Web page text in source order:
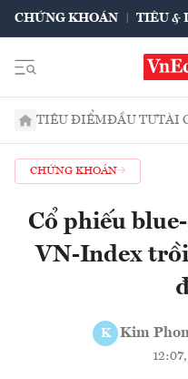
CHỨNG KHOÁN TIÊU &
TIÊU ĐIỂMĐẦU TƯTÀI
CHỨNG KHOÁN
Cổ phiếu
VN-Index
K Kim